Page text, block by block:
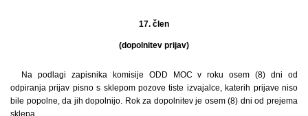
17. člen
(dopolnitev prijav)
Na podlagi zapisnika komisije ODD MOC v roku osem (8) dni od
odpiranja prijav pisno s sklepom pozove tiste izvajalce, katerih prijave niso
bile popolne, da jih dopolnijo. Rok za dopolnitev je osem (8) dni od prejema
sklepa.